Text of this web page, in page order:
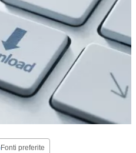
Fonti preferite